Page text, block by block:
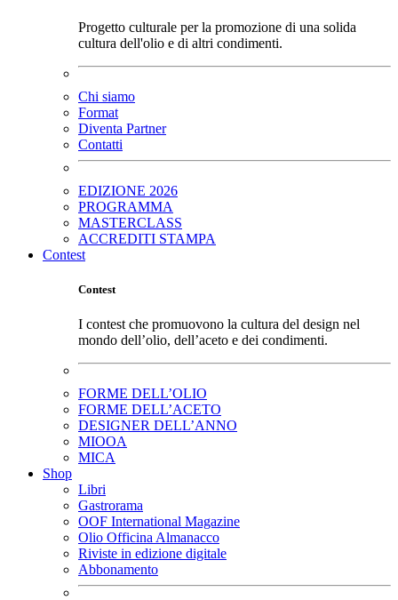
Progetto culturale per la promozione di una solida
cultura dell'olio e di altri condimenti.
Chi siamo
Format
Diventa Partner
Contatti
EDIZIONE 2026
PROGRAMMA
MASTERCLASS
ACCREDITI STAMPA
Contest
Contest
I contest che promuovono la cultura del design nel
mondo dell’olio, dell’aceto e dei condimenti.
FORME DELL’OLIO
FORME DELL’ACETO
DESIGNER DELL’ANNO
MIOOA
MICA
Shop
Libri
Gastrorama
OOF International Magazine
Olio Officina Almanacco
Riviste in edizione digitale
Abbonamento